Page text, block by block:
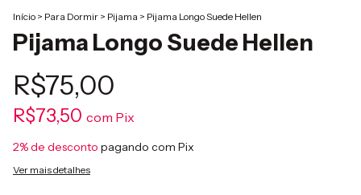
Início > Para Dormir > Pijama > Pijama Longo Suede Hellen
Pijama Longo Suede Hellen
R$75,00
R$73,50 com Pix
2% de desconto pagando com Pix
Ver mais detalhes